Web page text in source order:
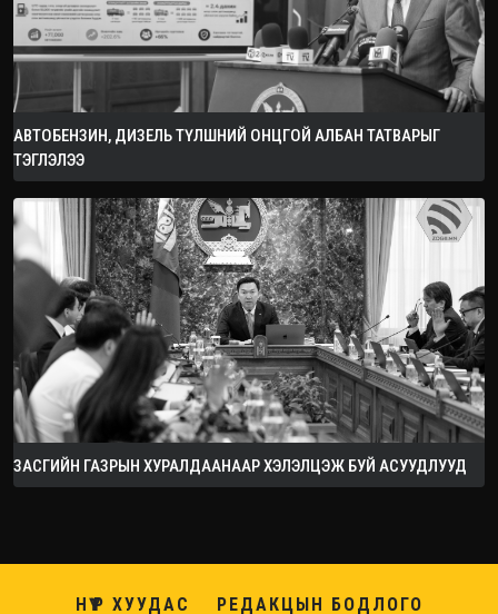
АВТОБЕНЗИН, ДИЗЕЛЬ ТҮЛШНИЙ ОНЦГОЙ АЛБАН ТАТВАРЫГ
ТЭГЛЭЛЭЭ
ЗАСГИЙН ГАЗРЫН ХУРАЛДААНААР ХЭЛЭЛЦЭЖ БУЙ АСУУДЛУУД
НҮҮР ХУУДАС РЕДАКЦЫН БОДЛОГО